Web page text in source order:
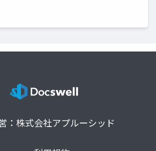
：株式会社アプルーシッド